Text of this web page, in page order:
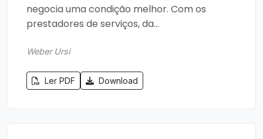
negocia uma condição melhor. Com os
prestadores de serviços, da...
Weber Ursi
Ler PDF Download